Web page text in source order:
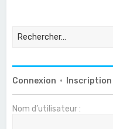
Connexion • Inscription
Nom d’utilisateur :